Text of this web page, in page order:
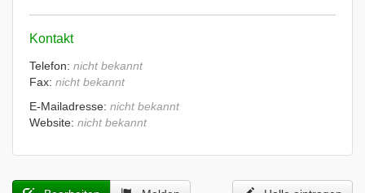
Kontakt
Telefon: nicht bekannt
Fax: nicht bekannt
E-Mailadresse: nicht bekannt
Website: nicht bekannt